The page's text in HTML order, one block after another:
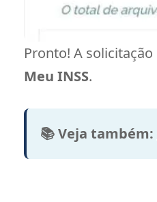
Pronto! A
Meu INSS.
📚 Veja também: